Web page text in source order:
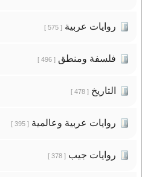
روايات عربية[ 575 ]
فلسفة ومنطق[ 496 ]
التاريخ[ 478 ]
روايات عربية وعالمية[ 395 ]
روايات جيب[ 378 ]